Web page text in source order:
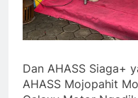
Dan AHASS Siaga+
AHASS Mojopahit